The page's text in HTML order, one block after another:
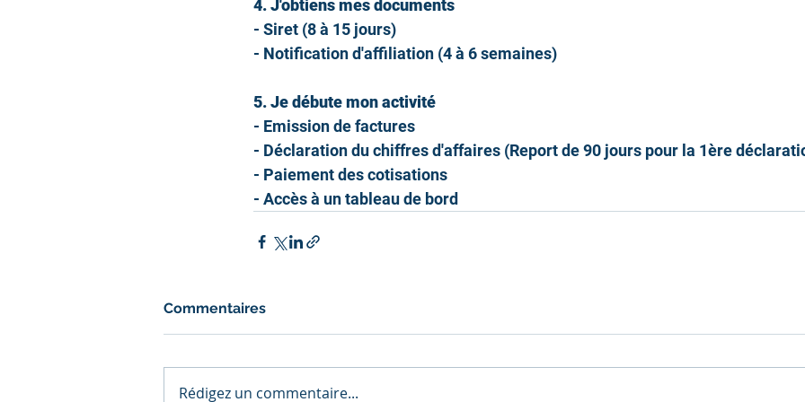
4. J'obtiens mes documents
- Siret (8 à 15 jours)
- Notification d'affiliation (4 à 6 semaines)
5. Je débute mon activité
- Emission de factures
- Déclaration du chiffres d'affaires (Report de 90 jours pour la 1ère
- Paiement des cotisations
- Accès à un tableau de bord
Commentaires
Rédigez un commentaire...